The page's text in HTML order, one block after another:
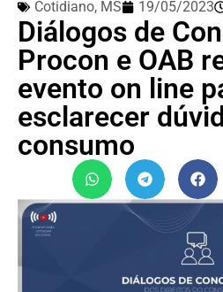
Cotidiano, MS 19/05/2023
Diálogos de
Procon e OAB
evento on line
esclarecer
consumo